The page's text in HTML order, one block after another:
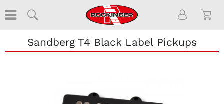
Sandberg T4 Black Label Pickups